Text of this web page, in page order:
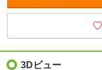
3Dビュー